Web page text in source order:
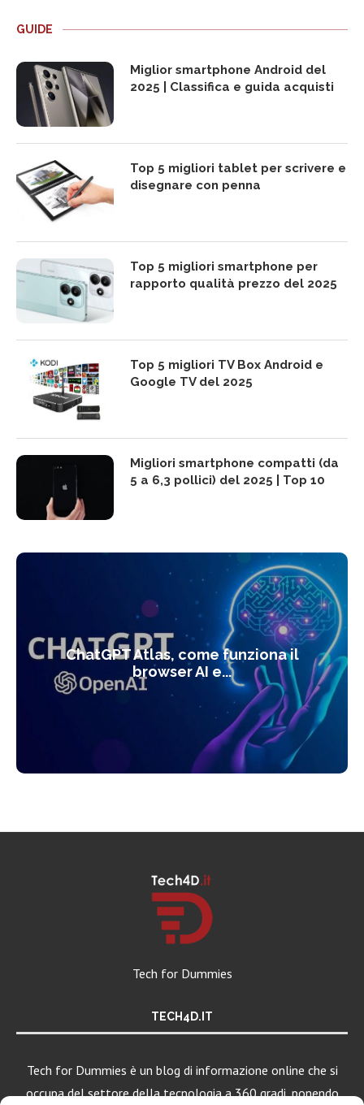
GUIDE
Miglior smartphone Android del
2025 | Classifica e guida acquisti
Top 5 migliori tablet per scrivere e
disegnare con penna
Top 5 migliori smartphone per
rapporto qualità prezzo del 2025
Top 5 migliori TV Box Android e
Google TV del 2025
Migliori smartphone compatti (da
5 a 6,3 pollici) del 2025 | Top 10
ChatGPT Atlas, come funziona il
browser AI e...
Tech for Dummies
TECH4D.IT
Tech for Dummies è un blog di informazione online che si
occupa del settore della tecnologia a 360 gradi, ponendo